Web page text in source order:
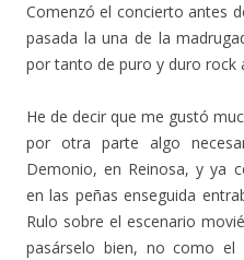
Comenzó el concierto antes
pasada la una de la
por tanto de puro y duro rock
He de decir que me gustó
por otra parte algo
Demonio, en Reinosa, y ya
en las peñas enseguida
Rulo sobre el escenario
pasárselo bien, no como el